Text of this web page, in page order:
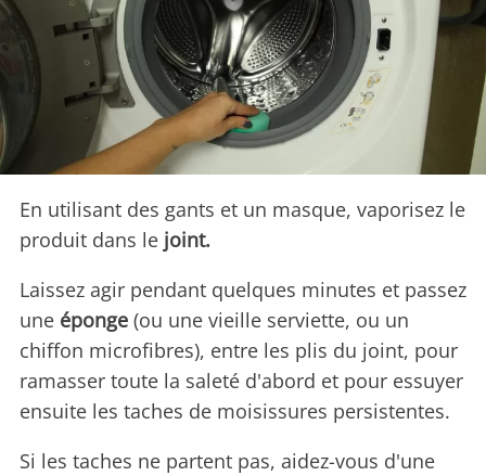
En utilisant des gants et un masque, vaporisez le
produit dans le joint.
Laissez agir pendant quelques minutes et passez
une éponge (ou une vieille serviette, ou un
chiffon microfibres), entre les plis du joint, pour
ramasser toute la saleté d'abord et pour essuyer
ensuite les taches de moisissures persistentes.
Si les taches ne partent pas, aidez-vous d'une